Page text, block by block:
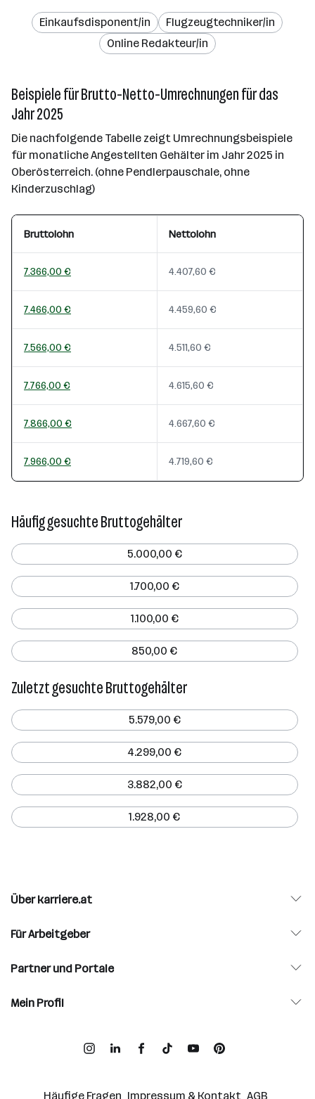
Einkaufsdisponent/in
Flugzeugtechniker/in
Online Redakteur/in
Beispiele für Brutto-Netto-Umrechnungen für das
Jahr 2025
Die nachfolgende Tabelle zeigt Umrechnungsbeispiele
für monatliche Angestellten Gehälter im Jahr 2025 in
Oberösterreich. (ohne Pendlerpauschale, ohne
Kinderzuschlag)
Bruttolohn Nettolohn
7.366,00 € 4.407,60 €
7.466,00 € 4.459,60 €
7.566,00 € 4.511,60 €
7.766,00 € 4.615,60 €
7.866,00 € 4.667,60 €
7.966,00 € 4.719,60 €
Häufig gesuchte Bruttogehälter
5.000,00 €
1.700,00 €
1.100,00 €
850,00 €
Zuletzt gesuchte Bruttogehälter
5.579,00 €
4.299,00 €
3.882,00 €
1.928,00 €
Über karriere.at
Für Arbeitgeber
Partner und Portale
Mein Profil
Häufige Fragen Impressum & Kontakt AGB